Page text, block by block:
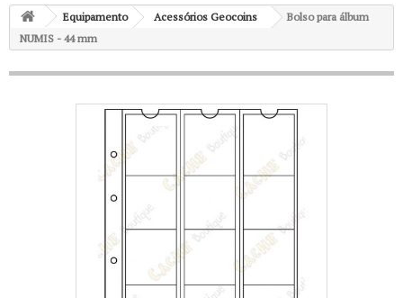
Equipamento Acessórios Geocoins
Bolso para álbum
NUMIS - 44 mm